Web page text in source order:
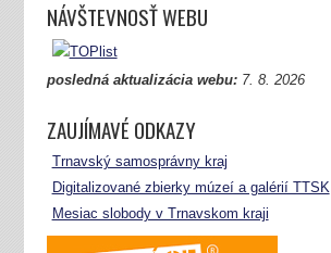
NÁVŠTEVNOSŤ WEBU
posledná aktualizácia webu:7. 8. 2026
ZAUJÍMAVÉ ODKAZY
Trnavský samosprávny kraj
Digitalizované zbierky múzeí a galérií TTSK
Mesiac slobody v Trnavskom kraji